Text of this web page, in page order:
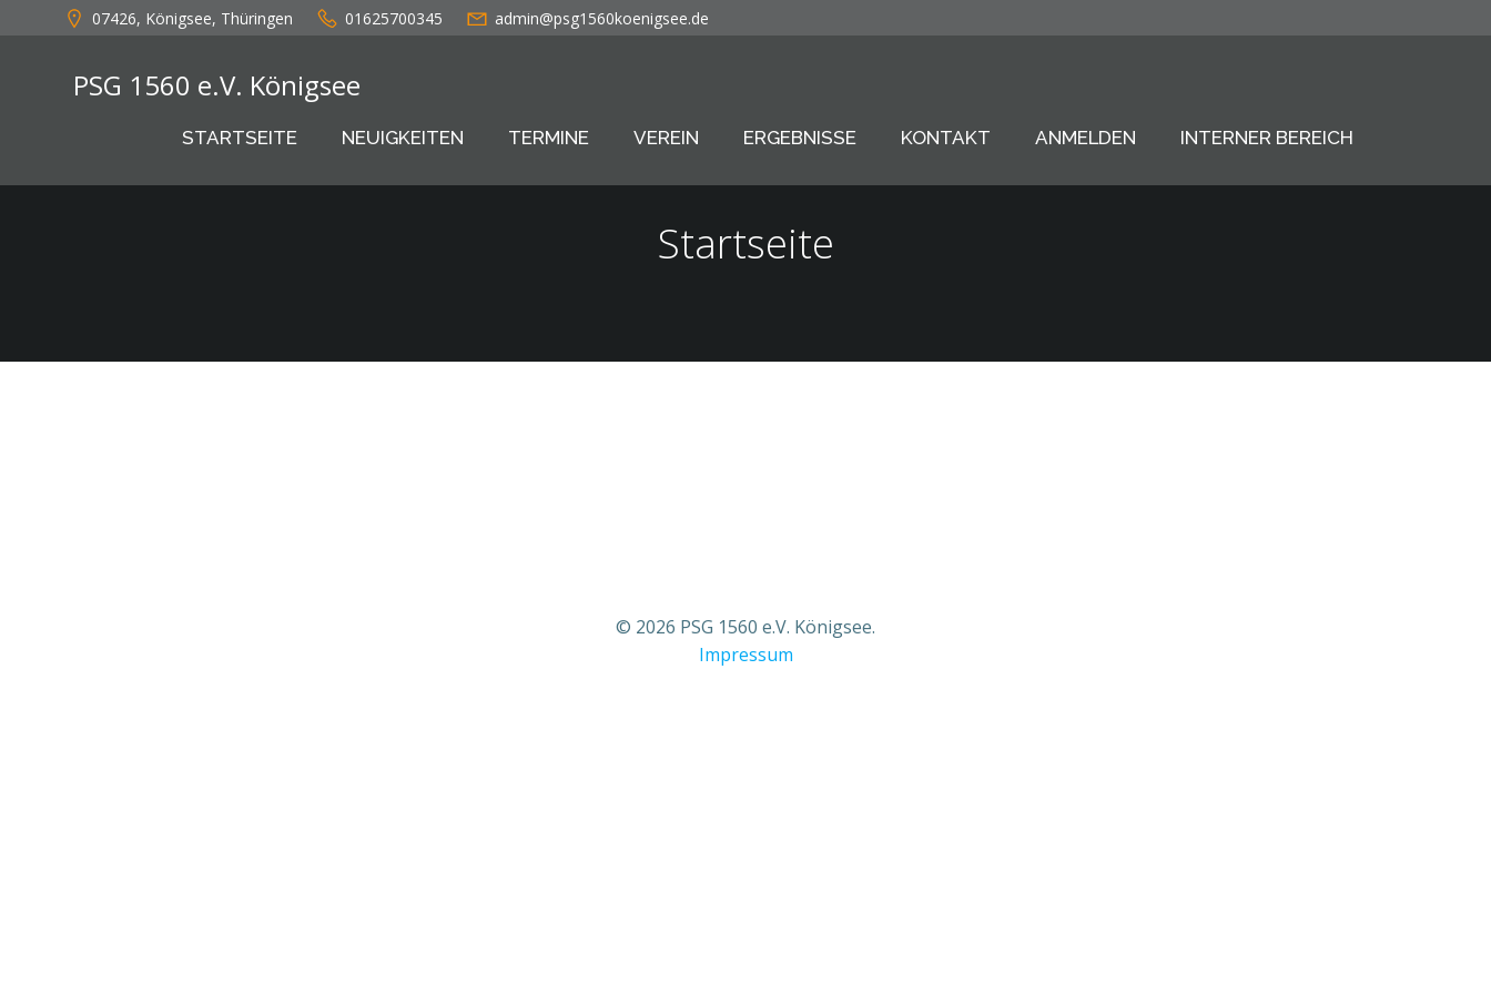
Inhalt
07426, Königsee, Thüringen 01625700345 admin@psg1560koenigsee.de
PSG 1560 e.V. Königsee
STARTSEITE NEUIGKEITEN TERMINE VEREIN ERGEBNISSE KONTAKT ANMELDEN INTERNER BEREICH
Startseite
© 2026 PSG 1560 e.V. Königsee.
Impressum